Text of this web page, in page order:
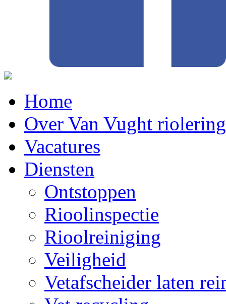
Home
Over Van Vught
Vacatures
Diensten
Ontstoppen
Rioolinspectie
Rioolreiniging
Veiligheid
Vetafscheider laten